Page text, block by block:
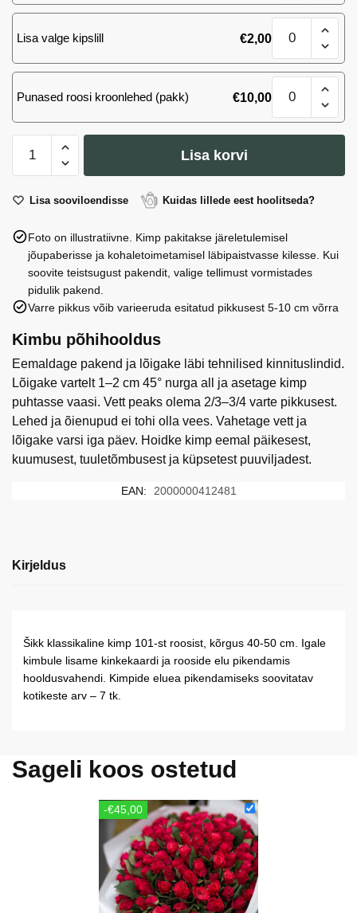
Takazzi
kogus
Lisa valge kipslill €2,00 101
roosi
Takazzi
kogus
Punased roosi kroonlehed (pakk) €10,00 101
roosi
Takazzi
101
Takazzi
Lisa korvi
Lisa sooviloendisse Kuidas lillede eest hoolitseda?
Foto on illustratiivne. Kimp pakitakse järeletulemisel
jõupaberisse ja kohaletoimetamisel läbipaistvasse kilesse. Kui
soovite teistsugust pakendit, valige tellimust vormistades
pidulik pakend.
Varre pikkus võib varieeruda esitatud pikkusest 5-10 cm võrra
Kimbu põhihooldus
Eemaldage pakend ja lõigake läbi tehnilised kinnituslindid.
Lõigake vartelt 1–2 cm 45° nurga all ja asetage kimp
puhtasse vaasi. Vett peaks olema 2/3–3/4 varte pikkusest.
Lehed ja õienupud ei tohi olla vees. Vahetage vett ja
lõigake varsi iga päev. Hoidke kimp eemal päikesest,
kuumusest, tuuletõmbusest ja küpsetest puuviljadest.
EAN: 2000000412481
Kirjeldus
Šikk klassikaline kimp 101-st roosist, kõrgus 40-50 cm. Igale
kimbule lisame kinkekaardi ja rooside elu pikendamis
hooldusvahendi. Kimpide eluea pikendamiseks soovitatav
kotikeste arv – 7 tk.
Sageli koos ostetud
-€45,00